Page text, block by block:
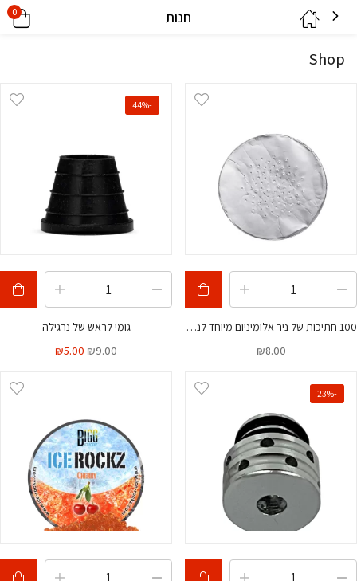
חנות 0
Shop
100 חתיכות של ניר אלומיניום מיוחד לנרגילות
₪8.00
-44%
גומי לראש של נרגילה
₪9.00
₪5.00
-23%